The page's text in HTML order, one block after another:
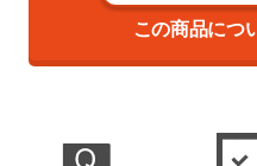
この商品につ